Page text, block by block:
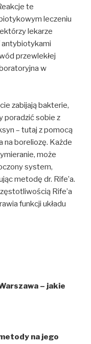
te
leczeniu
lekarze
antybiotykami
przewlekłej
w
zabijają bakterie,
poradzić sobie z
– tutaj z pomocą
na boreliozę. Każde
może
system,
metodę dr. Rife’a.
Rife’a
funkcji układu
– jakie
na jego